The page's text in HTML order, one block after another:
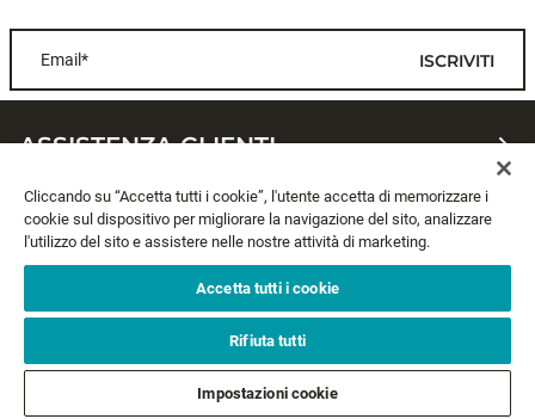
Email* ISCRIVITI
ASSISTENZA CLIENTI
CHI SIAMO
LEGALE
Cliccando su “Accetta tutti i cookie”, l'utente accetta di memorizzare i
cookie sul dispositivo per migliorare la navigazione del sito, analizzare
l'utilizzo del sito e assistere nelle nostre attività di marketing.
Accetta tutti i cookie
Rifiuta tutti
Impostazioni cookie